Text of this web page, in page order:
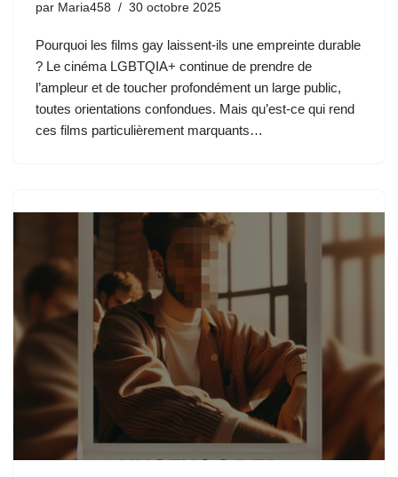
par Maria458 30 octobre 2025
Pourquoi les films gay laissent-ils une empreinte durable
? Le cinéma LGBTQIA+ continue de prendre de
l’ampleur et de toucher profondément un large public,
toutes orientations confondues. Mais qu’est-ce qui rend
ces films particulièrement marquants…